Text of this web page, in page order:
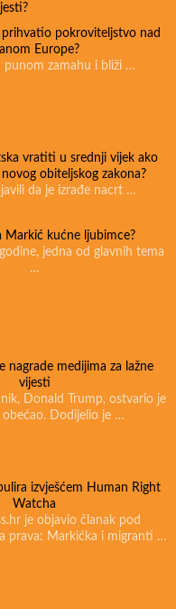
pokroviteljstvo nad
Europe?
punom zamahu i bliži …
vratiti u srednji vijek ako
obiteljskog zakona?
da je izrađe nacrt …
Markić kućne ljubimce?
jedna od glavnih tema
…
nagrade medijima za lažne
vijesti
Donald Trump, ostvario je
Dodijelio je …
izvješćem Human Right
Watcha
je objavio članak pod
prava: Markićka i migranti …